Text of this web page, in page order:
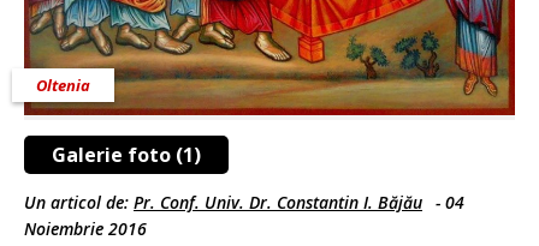
Galerie foto (1)
Oltenia
Un articol de: Pr. Conf. Univ. Dr. Constantin I. Băjău - 04
Noiembrie 2016